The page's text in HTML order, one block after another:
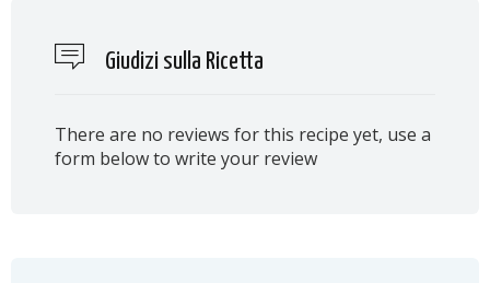
Giudizi sulla Ricetta
There are no reviews for this recipe yet, use a
form below to write your review